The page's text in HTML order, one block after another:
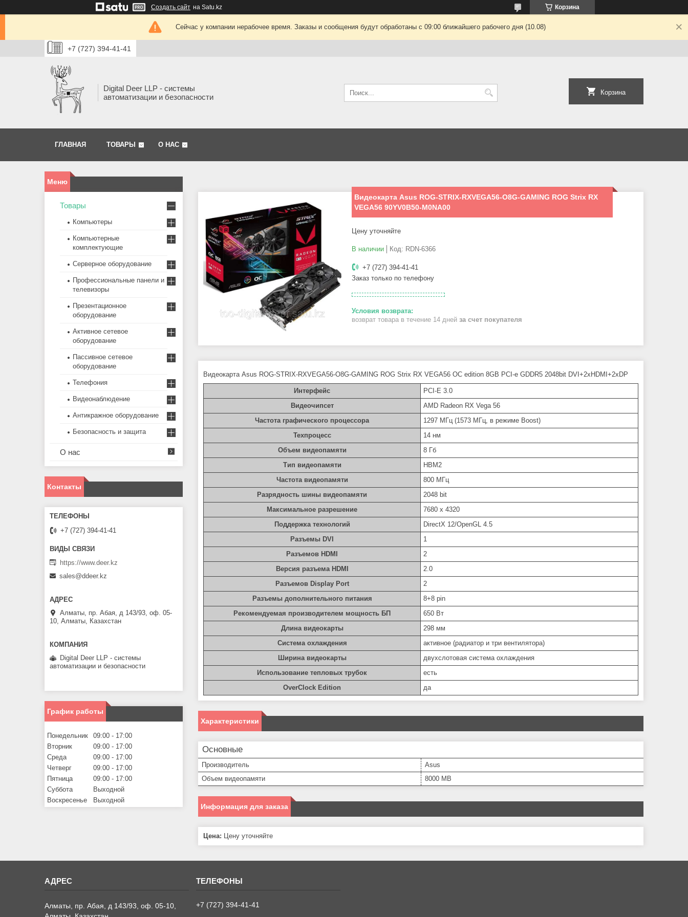
Создать сайт на Satu.kz Корзина
Сейчас у компании нерабочее время. Заказы и сообщения будут обработаны с 09:00 ближайшего рабочего дня (10.08)
+7 (727) 394-41-41
Digital Deer LLP - системы
автоматизации и безопасности
Корзина
ГЛАВНАЯ ТОВАРЫ О НАС
Видеокарта Asus ROG-STRIX-RXVEGA56-O8G-GAMING ROG Strix RX
VEGA56 90YV0B50-M0NA00
Цену уточняйте
В наличии Код: RDN-6366
+7 (727) 394-41-41
Заказ только по телефону
возврат товара в течение 14 дней за счет покупателя
Видеокарта Asus ROG-STRIX-RXVEGA56-O8G-GAMING ROG Strix RX VEGA56 OC edition 8GB PCI-e GDDR5 2048bit DVI+2xHDMI+2xDP
Интерфейс
PCI-E 3.0
Видеочипсет
AMD Radeon RX Vega 56
Частота графического процессора
1297 МГц (1573 МГц, в режиме Boost)
Техпроцесс
14 нм
Объем видеопамяти
8 Гб
Тип видеопамяти
HBM2
Частота видеопамяти
800 МГц
Разрядность шины видеопамяти
2048 bit
Максимальное разрешение
7680 х 4320
Поддержка технологий
DirectX 12/OpenGL 4.5
Разъемы DVI
1
Разъемов HDMI
2
Версия разъема HDMI
2.0
Разъемов Display Port
2
Разъемы дополнительного питания
8+8 pin
Рекомендуемая производителем мощность БП
650 Вт
Длина видеокарты
298 мм
Система охлаждения
активное (радиатор и три вентилятора)
Ширина видеокарты
двухслотовая система охлаждения
Использование тепловых трубок
есть
OverClock Edition
да
Характеристики
Основные
Производитель
Asus
Объем видеопамяти
8000 MB
Информация для заказа
Цена: Цену уточняйте
Товары
Компьютеры
Компьютерные
комплектующие
Серверное оборудование
Профессиональные панели и
телевизоры
Презентационное
оборудование
Активное сетевое
оборудование
Пассивное сетевое
оборудование
Телефония
Видеонаблюдение
Антикражное оборудование
Безопасность и защита
О нас
Контакты
+7 (727) 394-41-41
https://www.deer.kz
sales@ddeer.kz
Алматы, пр. Абая, д 143/93, оф. 05-
10, Алматы, Казахстан
Digital Deer LLP - системы
автоматизации и безопасности
График работы
Понедельник 09:00
17:00
Вторник
09:00
17:00
Среда
09:00
17:00
Четверг
09:00
17:00
Пятница
09:00
17:00
Суббота
Выходной
Воскресенье
Выходной
Алматы, пр. Абая, д 143/93, оф. 05-10,
+7 (727) 394-41-41